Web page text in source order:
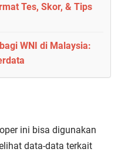
Tes, Skor, & Tips
WNI di Malaysia:
ini bisa digunakan
data-data terkait